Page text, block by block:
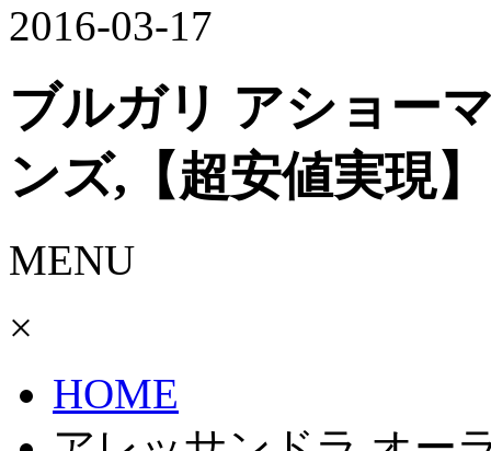
2016-03-17
ブルガリ アショー
ンズ,【超安値実現】
MENU
×
HOME